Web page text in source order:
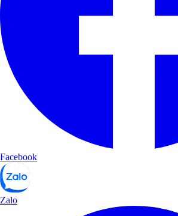
Facebook
Zalo